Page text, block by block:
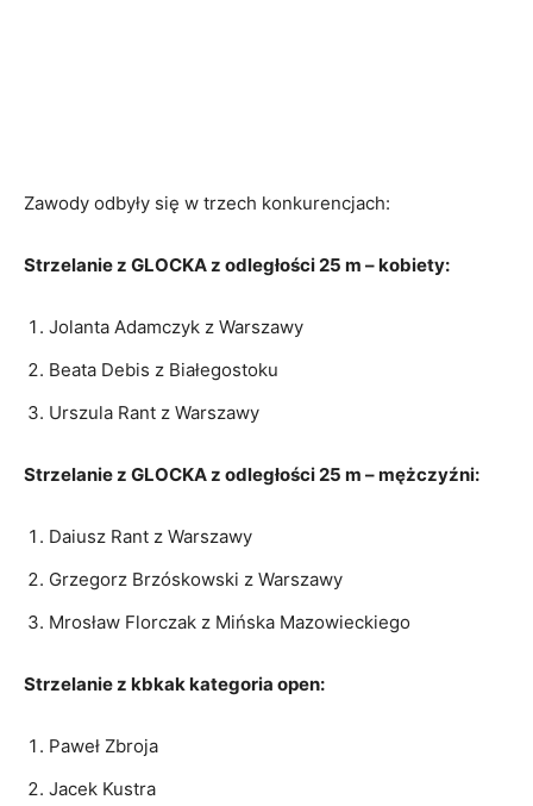
Zawody odbyły się w trzech konkurencjach:
Strzelanie z GLOCKA z odległości 25 m – kobiety:
Jolanta Adamczyk z Warszawy
Beata Debis z Białegostoku
Urszula Rant z Warszawy
Strzelanie z GLOCKA z odległości 25 m – mężczyźni:
Daiusz Rant z Warszawy
Grzegorz Brzóskowski z Warszawy
Mrosław Florczak z Mińska Mazowieckiego
Strzelanie z kbkak kategoria open:
Paweł Zbroja
Jacek Kustra